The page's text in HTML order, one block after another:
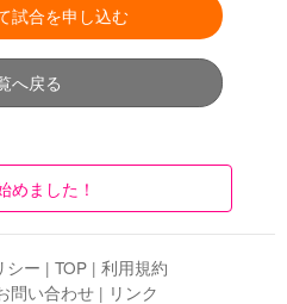
試合を申し込む
へ戻る
めました！
シー | TOP| 利用規約
問い合わせ | リンク